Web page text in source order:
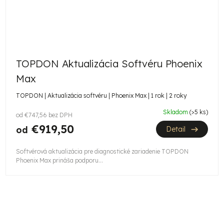
TOPDON Aktualizácia Softvéru Phoenix
Max
TOPDON | Aktualizácia softvéru | Phoenix Max | 1 rok | 2 roky
od €747,56 bez DPH
od €919,50
Skladom (>5 ks)
Detail
Softvérová aktualizácia pre diagnostické zariadenie TOPDON
Phoenix Max prináša podporu...